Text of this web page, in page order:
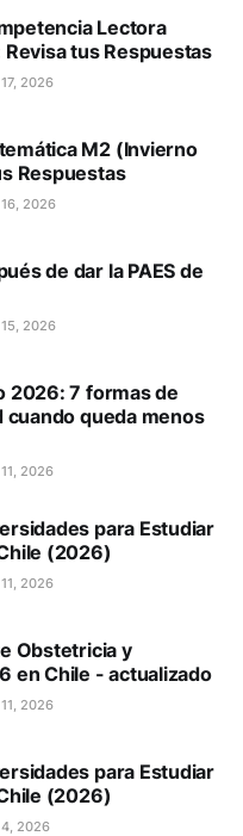
Lectora
tus Respuestas
2026
M2 (Invierno
Respuestas
2026
de dar la PAES de
2026
2026: 7 formas de
cuando queda menos
2026
para Estudiar
(2026)
2026
Obstetricia y
en Chile - actualizado
2026
para Estudiar
(2026)
2026